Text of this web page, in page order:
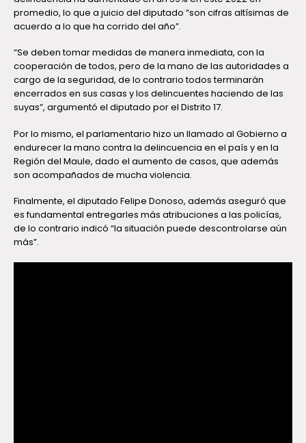
promedio, lo que a juicio del diputado “son cifras altísimas de
acuerdo a lo que ha corrido del año”.
“Se deben tomar medidas de manera inmediata, con la
cooperación de todos, pero de la mano de las autoridades a
cargo de la seguridad, de lo contrario todos terminarán
encerrados en sus casas y los delincuentes haciendo de las
suyas”, argumentó el diputado por el Distrito 17.
Por lo mismo, el parlamentario hizo un llamado al Gobierno a
endurecer la mano contra la delincuencia en el país y en la
Región del Maule, dado el aumento de casos, que además
son acompañados de mucha violencia.
Finalmente, el diputado Felipe Donoso, además aseguró que
es fundamental entregarles más atribuciones a las policías,
de lo contrario indicó “la situación puede descontrolarse aún
más”.